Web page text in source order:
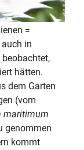
=
in
hätten.
dem Garten
(vom
maritimum
genommen
kommt